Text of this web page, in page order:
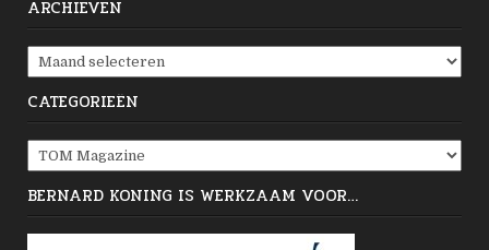
ARCHIEVEN
Archieven
CATEGORIEËN
Categorieën
BERNARD KONING IS WERKZAAM VOOR…